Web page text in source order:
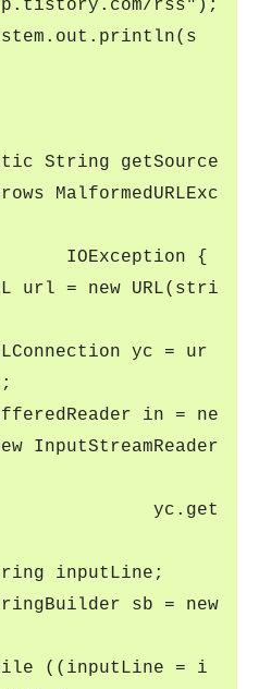
rss");
String getSource
MalformedURLExc
IOException {
url = new URL(stri
yc = ur
in = ne
InputStreamReader
yc.get
inputLine;
sb = new
((inputLine = i